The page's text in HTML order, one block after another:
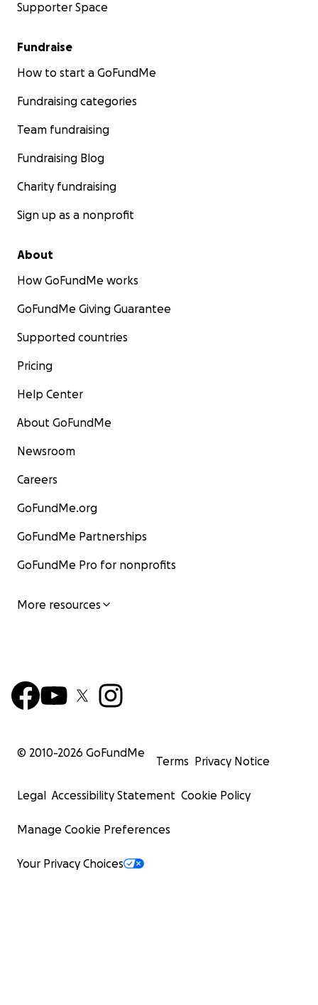
Supporter Space
Fundraise
How to start a GoFundMe
Fundraising categories
Team fundraising
Fundraising Blog
Charity fundraising
Sign up as a nonprofit
About
How GoFundMe works
GoFundMe Giving Guarantee
Supported countries
Pricing
Help Center
About GoFundMe
Newsroom
Careers
GoFundMe.org
GoFundMe Partnerships
GoFundMe Pro for nonprofits
More resources
© 2010-2026 GoFundMe
Terms Privacy Notice
Legal Accessibility Statement Cookie Policy
Manage Cookie Preferences
Your Privacy Choices